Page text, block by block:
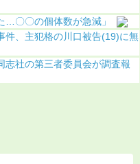
…〇〇の個体数が急減」
件、主犯格の川口被告(19)に無
志社の第三者委員会が調査報